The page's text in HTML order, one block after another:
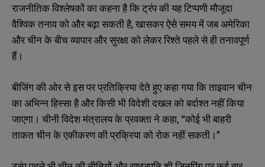
राजनीतिक विश्लेषकों का कहना है कि ट्रंप की यह टिप्पणी मौजूदा
वैश्विक तनाव को और बढ़ा सकती है, खासकर ऐसे समय में जब अमेरिका
और चीन के बीच व्यापार और सुरक्षा को लेकर रिश्ते पहले से ही तनावपूर्ण
हैं।
बीजिंग की ओर से इस पर प्रतिक्रिया देते हुए कहा गया कि ताइवान चीन
का अभिन्न हिस्सा है और किसी भी विदेशी दखल को बर्दाश्त नहीं किया
जाएगा। चीनी विदेश मंत्रालय के प्रवक्ता ने कहा, “कोई भी बाहरी
ताकत चीन के एकीकरण की प्रक्रिया को रोक नहीं सकती।”